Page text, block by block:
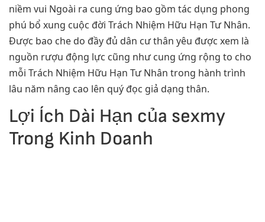
niềm vui Ngoài ra cung ứng bao gồm tác dụng phong
phú bổ xung cuộc đời Trách Nhiệm Hữu Hạn Tư Nhân.
Được bao che do đầy đủ dân cư thân yêu được xem là
nguồn rượu động lực cũng như cung ứng rộng to cho
mỗi Trách Nhiệm Hữu Hạn Tư Nhân trong hành trình
lâu năm nâng cao lên quý đọc giả dạng thân.
Lợi Ích Dài Hạn của sexmy
Trong Kinh Doanh